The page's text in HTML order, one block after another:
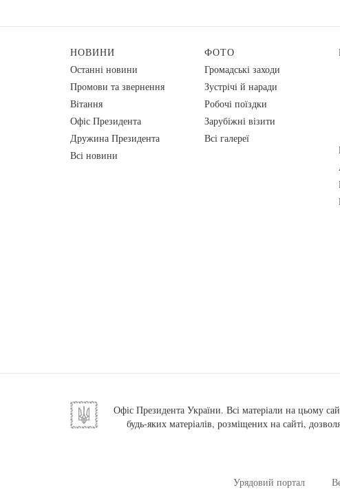
НОВИНИ
Останні новини
Промови та звернення
Вiтання
Офіс Президента
Дружина Президента
Всі новини
ФОТО
Громадські заходи
Зустрічі й наради
Робочі поїздки
Зарубіжні візити
Всі галереї
Офіс Президента України. Всі матеріали на цьому
будь-яких матеріалів, розміщених на сайті,
Урядовий портал